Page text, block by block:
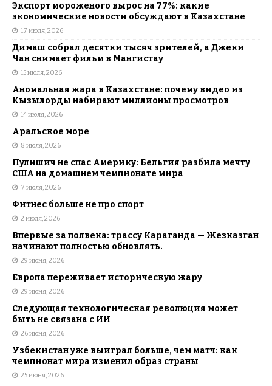
Экспорт мороженого вырос на 77%: какие
экономические новости обсуждают в Казахстане
17 июля, 2026
Димаш собрал десятки тысяч зрителей, а Джеки
Чан снимает фильм в Мангистау
15 июля, 2026
Аномальная жара в Казахстане: почему видео из
Кызылорды набирают миллионы просмотров
14 июля, 2026
Аральское море
8 июля, 2026
Пулишич не спас Америку: Бельгия разбила мечту
США на домашнем чемпионате мира
7 июля, 2026
Фитнес больше не про спорт
2 июля, 2026
Впервые за полвека: трассу Караганда — Жезказган
начинают полностью обновлять.
29 июня, 2026
Европа переживает историческую жару
29 июня, 2026
Следующая технологическая революция может
быть не связана с ИИ
26 июня, 2026
Узбекистан уже выиграл больше, чем матч: как
чемпионат мира изменил образ страны
25 июня, 2026